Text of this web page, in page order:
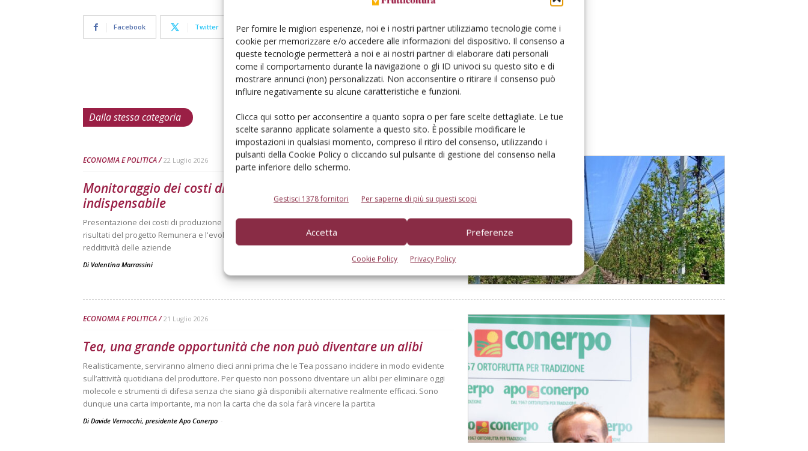
Per fornire le migliori esperienze, noi e i nostri partner utilizziamo tecnologie come i
cookie per memorizzare e/o accedere alle informazioni del dispositivo. Il consenso a
queste tecnologie permetterà a noi e ai nostri partner di elaborare dati personali
come il comportamento durante la navigazione o gli ID univoci su questo sito e di
mostrare annunci (non) personalizzati. Non acconsentire o ritirare il consenso può
influire negativamente su alcune caratteristiche e funzioni.
Clicca qui sotto per acconsentire a quanto sopra o per fare scelte dettagliate. Le tue
scelte saranno applicate solamente a questo sito. È possibile modificare le
impostazioni in qualsiasi momento, compreso il ritiro del consenso, utilizzando i
pulsanti della Cookie Policy o cliccando sul pulsante di gestione del consenso nella
parte inferiore dello schermo.
Gestisci 1378 fornitori Per saperne di più su questi scopi
Accetta Preferenze
Cookie Policy Privacy Policy
Facebook Twitter Linkedin Pinterest Email
Dalla stessa categoria
ECONOMIA E POLITICA 22 Luglio 2026
Monitoraggio dei costi di produzione: un’operazione
indispensabile
Presentazione dei costi di produzione delle principali specie frutticole in Emilia-Romagna. I primi
risultati del progetto Remunera e l'evoluzione della webapp regionale per simulare all'istante la
redditività delle aziende
Di Valentina Marrassini
ECONOMIA E POLITICA 21 Luglio 2026
Tea, una grande opportunità che non può diventare un alibi
Realisticamente, serviranno almeno dieci anni prima che le Tea possano incidere in modo evidente
sull’attività quotidiana del produttore. Per questo non possono diventare un alibi per eliminare oggi
molecole e strumenti di difesa senza che siano già disponibili alternative realmente efficaci. Sono
dunque una carta importante, ma non la carta che da sola farà vincere la partita
Di Davide Vernocchi, presidente Apo Conerpo -